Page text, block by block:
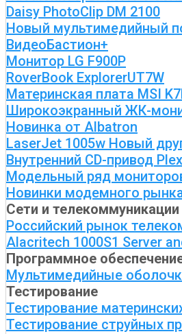
Daisy PhotoClip DM 2100
Новый мультимедийный
ВидеоБастион+
Монитор LG F900P
RoverBook ExplorerUT7W
Материнская плата MSI
Широкоэкранный ЖК-
Новинка от Albatron
LaserJet 1005w Новый
Внутренний CD-привод
Модельный ряд
Новинки модемного
Сети и телекоммуникации
Российский рынок
Alacritech 1000Ѕ1 Server
Программное
Мультимедийные
Тестирование
Тестирование
Тестирование струйных